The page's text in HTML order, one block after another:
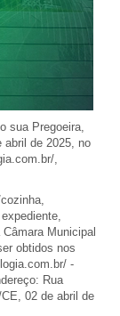
sua Pregoeira,
abril de 2025, no
,
Municipal
obtidos nos
-
Rua
02 de abril de